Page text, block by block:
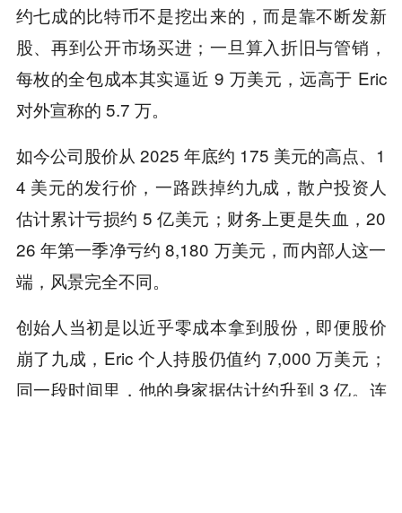
约七成的比特币不是挖出来的，而是靠不断发新
股、再到公开市场买进；一旦算入折旧与管销，
每枚的全包成本其实逼近 9 万美元，远高于 Eric
对外宣称的 5.7 万。
如今公司股价从 2025 年底约 175 美元的高点、1
4 美元的发行价，一路跌掉约九成，散户投资人
估计累计亏损约 5 亿美元；财务上更是失血，20
26 年第一季净亏约 8,180 万美元，而内部人这一
端，风景完全不同。
创始人当初是以近乎零成本拿到股份，即便股价
崩了九成，Eric 个人持股仍值约 7,000 万美元；
同一段时间里，他的身家据估计约升到 3 亿。连